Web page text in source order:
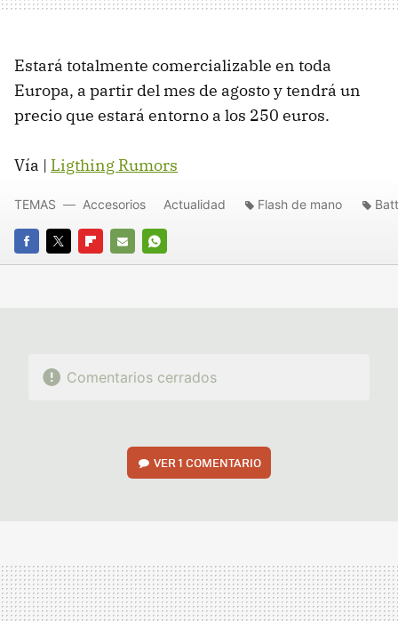
Estará totalmente comercializable en toda
Europa, a partir del mes de agosto y tendrá un
precio que estará entorno a los 250 euros.
Vía | Ligthing Rumors
FACEBOOK
TWITTERFLIPBOARD
E-
WHATSAPP
TEMAS Accesorios Actualidad Flash de mano
Comentarios cerrados
VER1 COMENTARIO